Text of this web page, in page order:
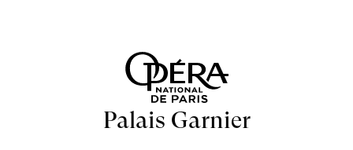
Palais Garnier